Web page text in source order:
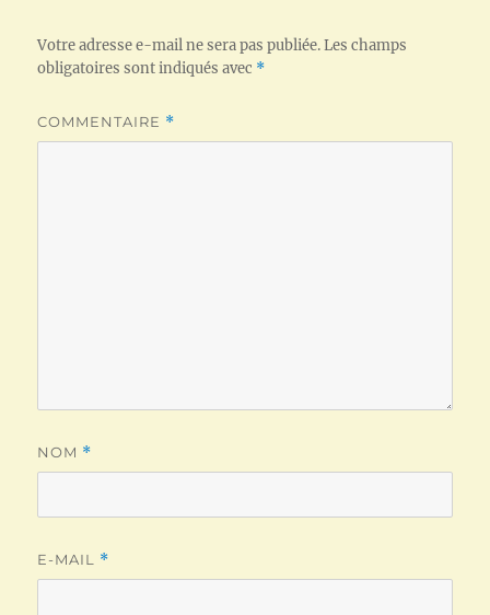
Votre adresse e-mail ne sera pas publiée. Les champs
obligatoires sont indiqués avec *
COMMENTAIRE *
NOM *
E-MAIL *